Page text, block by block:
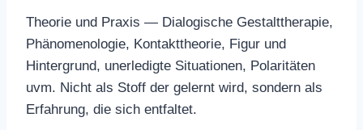
Theorie und Praxis — Dialogische Gestalttherapie,
Phänomenologie, Kontakttheorie, Figur und
Hintergrund, unerledigte Situationen, Polaritäten
uvm. Nicht als Stoff der gelernt wird, sondern als
Erfahrung, die sich entfaltet.